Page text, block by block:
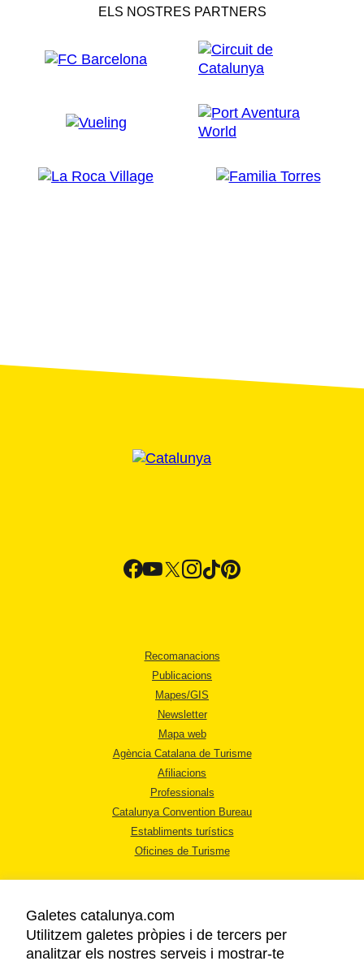
ELS NOSTRES PARTNERS
Recomanacions
Publicacions
Mapes/GIS
Newsletter
Mapa web
Agència Catalana de Turisme
Afiliacions
Professionals
Catalunya Convention Bureau
Establiments turístics
Oficines de Turisme
Galetes catalunya.com
Utilitzem galetes pròpies i de tercers per
analitzar els nostres serveis i mostrar-te